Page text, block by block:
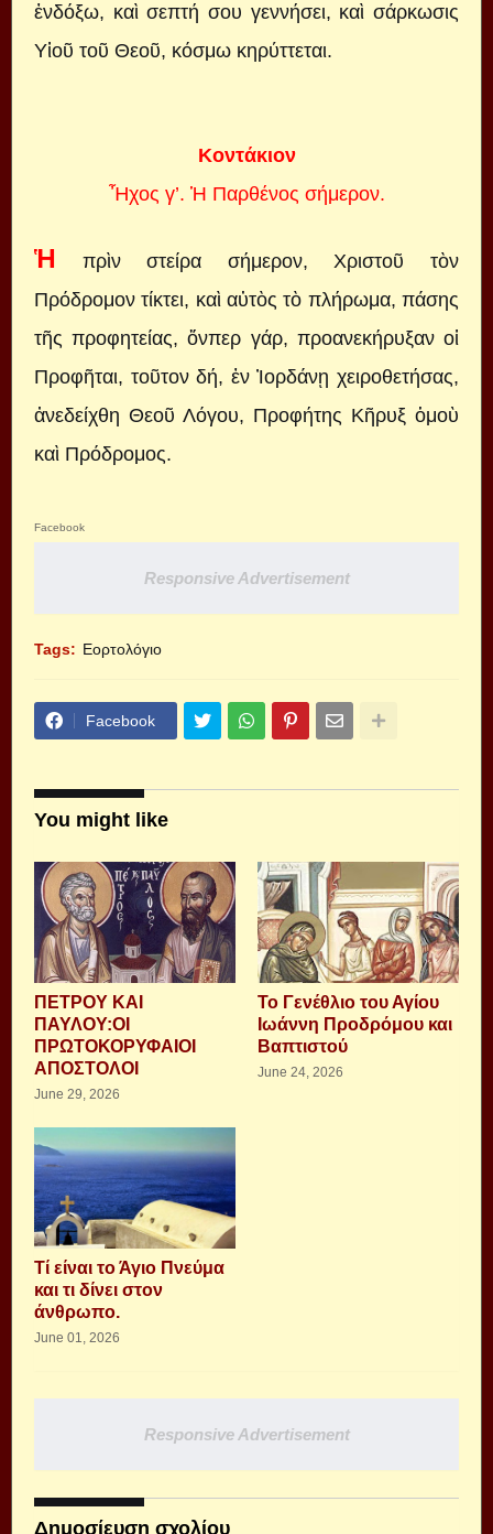
ἐνδόξω, καὶ σεπτή σου γεννήσει, καὶ σάρκωσις
Υἱοῦ τοῦ Θεοῦ, κόσμω κηρύττεται.
Κοντάκιον
Ἦχος γ’. Ἡ Παρθένος σήμερον.
Ἡ πρὶν στείρα σήμερον, Χριστοῦ τὸν
Πρόδρομον τίκτει, καὶ αὐτὸς τὸ πλήρωμα, πάσης
τῆς προφητείας, ὅνπερ γάρ, προανεκήρυξαν οἱ
Προφῆται, τοῦτον δή, ἐν Ἰορδάνῃ χειροθετήσας,
ἀνεδείχθη Θεοῦ Λόγου, Προφήτης Κῆρυξ ὁμοὺ
καὶ Πρόδρομος.
Facebook
Responsive Advertisement
Tags: Εορτολόγιο
Facebook
You might like
ΠΕΤΡΟΥ ΚΑΙ
ΠΑΥΛΟΥ:ΟΙ
ΠΡΩΤΟΚΟΡΥΦΑΙΟΙ
ΑΠΟΣΤΟΛΟΙ
June 29, 2026
Το Γενέθλιο του Αγίου
Ιωάννη Προδρόμου και
Βαπτιστού
June 24, 2026
Τί είναι το Άγιο Πνεύμα
και τι δίνει στον
άνθρωπο.
June 01, 2026
Responsive Advertisement
Δημοσίευση σχολίου